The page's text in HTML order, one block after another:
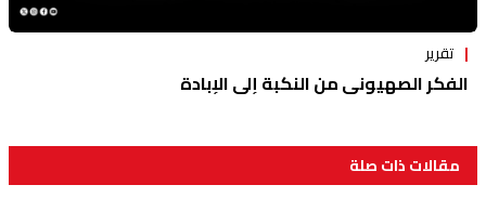
تقرير
الفكر الصهيوني من النكبة إلى الإبادة
مقالات ذات صلة